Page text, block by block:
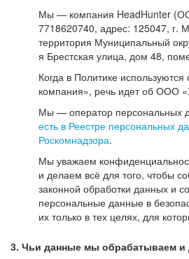
Мы — компания HeadHunter
7718620740, адрес: 125047, г.
территория Муниципальный
я Брестская улица, дом 48,
Когда в Политике
компания», речь идет об ООО
Мы — оператор персональных
есть в Реестре персональных
Роскомнадзора.
Мы уважаем
и делаем всё для того, чтобы
законной обработки данных и
персональные данные в
их только в тех целях, для
3. Чьи данные мы обрабатываем и